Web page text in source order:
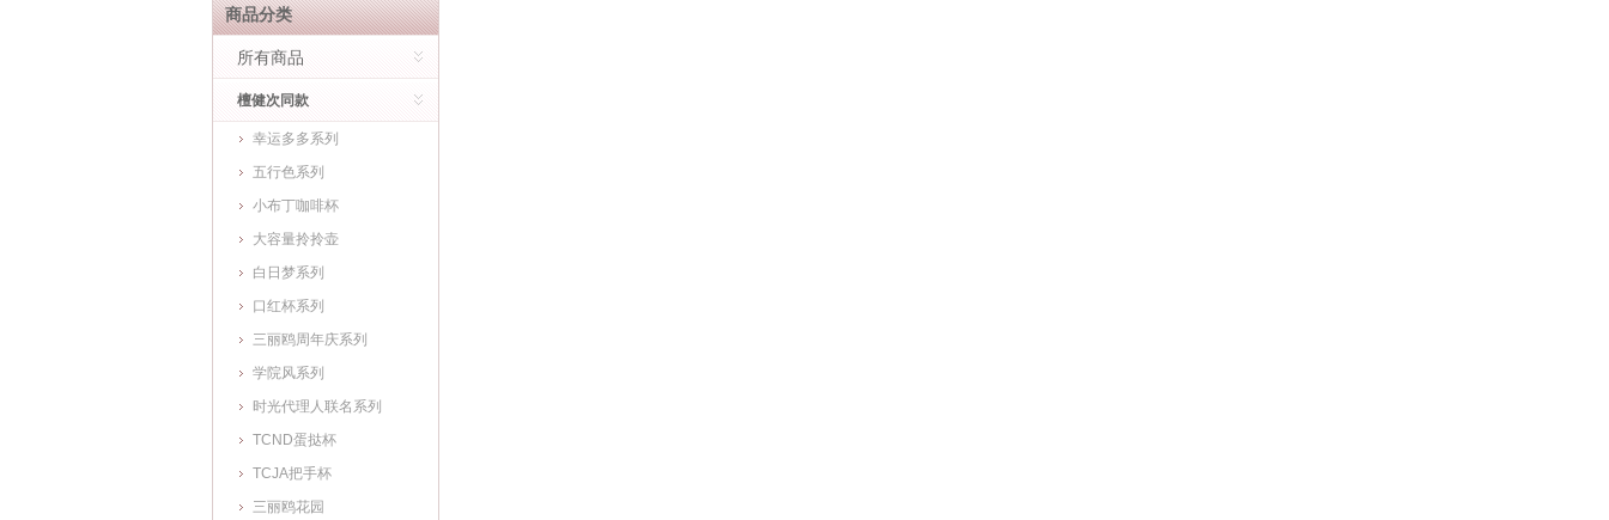
商品分类
所有商品
檀健次同款
幸运多多系列
五行色系列
小布丁咖啡杯
大容量拎拎壶
白日梦系列
口红杯系列
三丽鸥周年庆系列
学院风系列
时光代理人联名系列
TCND蛋挞杯
TCJA把手杯
三丽鸥花园